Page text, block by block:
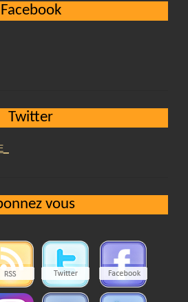
Facebook
Twitter
vous